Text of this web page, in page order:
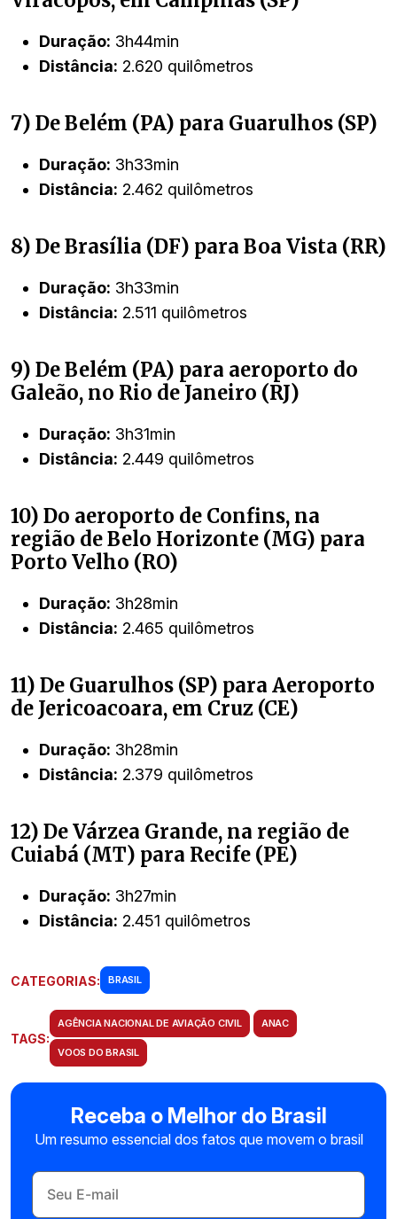
Duração: 3h44min
Distância: 2.620 quilômetros
7) De Belém (PA) para Guarulhos (SP)
Duração: 3h33min
Distância: 2.462 quilômetros
8) De Brasília (DF) para Boa Vista (RR)
Duração: 3h33min
Distância: 2.511 quilômetros
9) De Belém (PA) para aeroporto do
Galeão, no Rio de Janeiro (RJ)
Duração: 3h31min
Distância: 2.449 quilômetros
10) Do aeroporto de Confins, na
região de Belo Horizonte (MG) para
Porto Velho (RO)
Duração: 3h28min
Distância: 2.465 quilômetros
11) De Guarulhos (SP) para Aeroporto
de Jericoacoara, em Cruz (CE)
Duração: 3h28min
Distância: 2.379 quilômetros
12) De Várzea Grande, na região de
Cuiabá (MT) para Recife (PE)
Duração: 3h27min
Distância: 2.451 quilômetros
CATEGORIAS: BRASIL
TAGS:
AGÊNCIA NACIONAL DE AVIAÇÃO CIVIL ANAC
VOOS DO BRASIL
Receba o Melhor do Brasil
Um resumo essencial dos fatos que movem o brasil